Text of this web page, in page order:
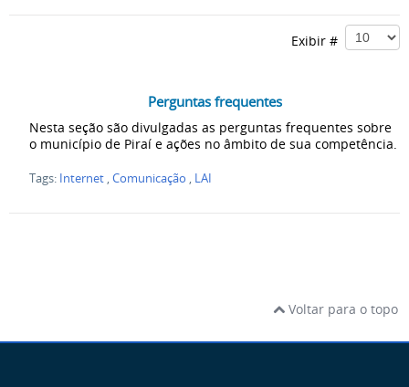
Exibir #
Perguntas frequentes
Nesta seção são divulgadas as perguntas frequentes sobre
o município de Piraí e ações no âmbito de sua competência.
Tags: Internet ,Comunicação , LAI
Voltar para o topo